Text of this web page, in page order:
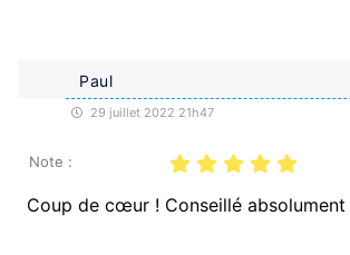
Paul
29 juillet 2022 21h47
Note :
Coup de cœur ! Conseillé absolument